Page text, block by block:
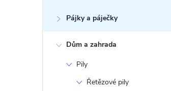
Pájky a páječky
Dům a zahrada
Pily
Řetězové pily